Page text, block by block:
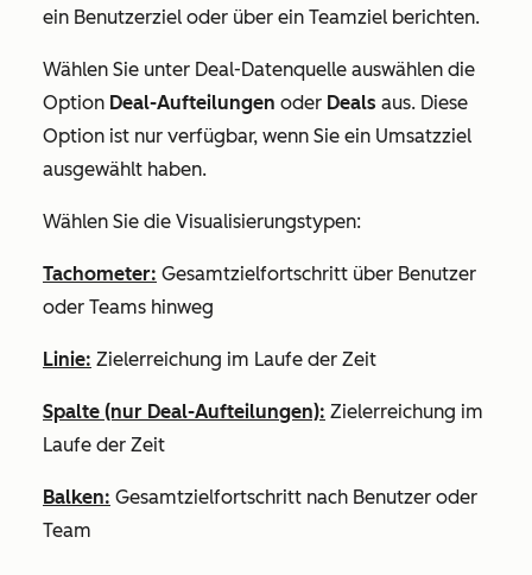
ein Benutzerziel oder über ein Teamziel berichten.
Wählen Sie unter Deal-Datenquelle auswählen die
Option Deal-Aufteilungen oder Deals aus. Diese
Option ist nur verfügbar, wenn Sie ein Umsatzziel
ausgewählt haben.
Wählen Sie die Visualisierungstypen:
Tachometer: Gesamtzielfortschritt über Benutzer
oder Teams hinweg
Linie: Zielerreichung im Laufe der Zeit
Spalte (nur Deal-Aufteilungen): Zielerreichung im
Laufe der Zeit
Balken: Gesamtzielfortschritt nach Benutzer oder
Team